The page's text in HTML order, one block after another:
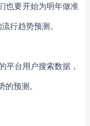
也要开始为明年做准
行趋势预测。
平台用户搜索数据，
预测。